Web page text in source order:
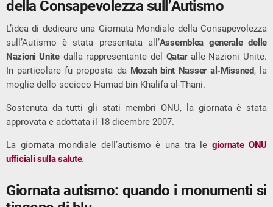
della Consapevolezza sull’Autismo
L’idea di dedicare una Giornata Mondiale della Consapevolezza
sull’Autismo è stata presentata all’Assemblea generale delle
Nazioni Unitedalla rappresentante del Qatar alle Nazioni Unite.
In particolare fu proposta da Mozah bint Nasser al-Missned, la
moglie dello sceicco Hamad bin Khalifa al-Thani.
Sostenuta da tutti gli stati membri ONU, la giornata è stata
approvata e adottata il 18 dicembre 2007.
La giornata mondiale dell’autismo è una tra le giornate ONU
ufficiali sulla salute.
Giornata autismo: quando i monumenti si